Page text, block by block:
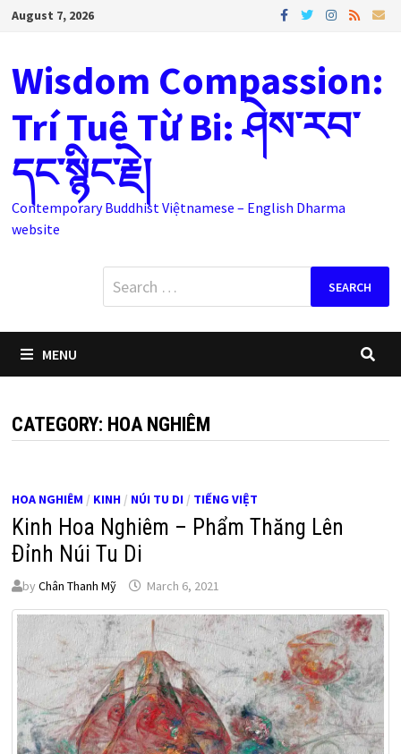
SkipAugust 7, 2026
Wisdom Compassion:
Trí Tuệ Từ Bi: ཤེས་རབ་
དང་སྙིང་རྗེ།
Contemporary Buddhist Việtnamese – English Dharma
website
Search
for:
MENU
CATEGORY: HOA NGHIÊM
HOA NGHIÊM / KINH/ NÚI TU DI/ TIẾNG VIỆT
Kinh Hoa Nghiêm – Phẩm Thăng Lên
Ðỉnh Núi Tu Di
by Chân Thanh Mỹ March 6, 2021